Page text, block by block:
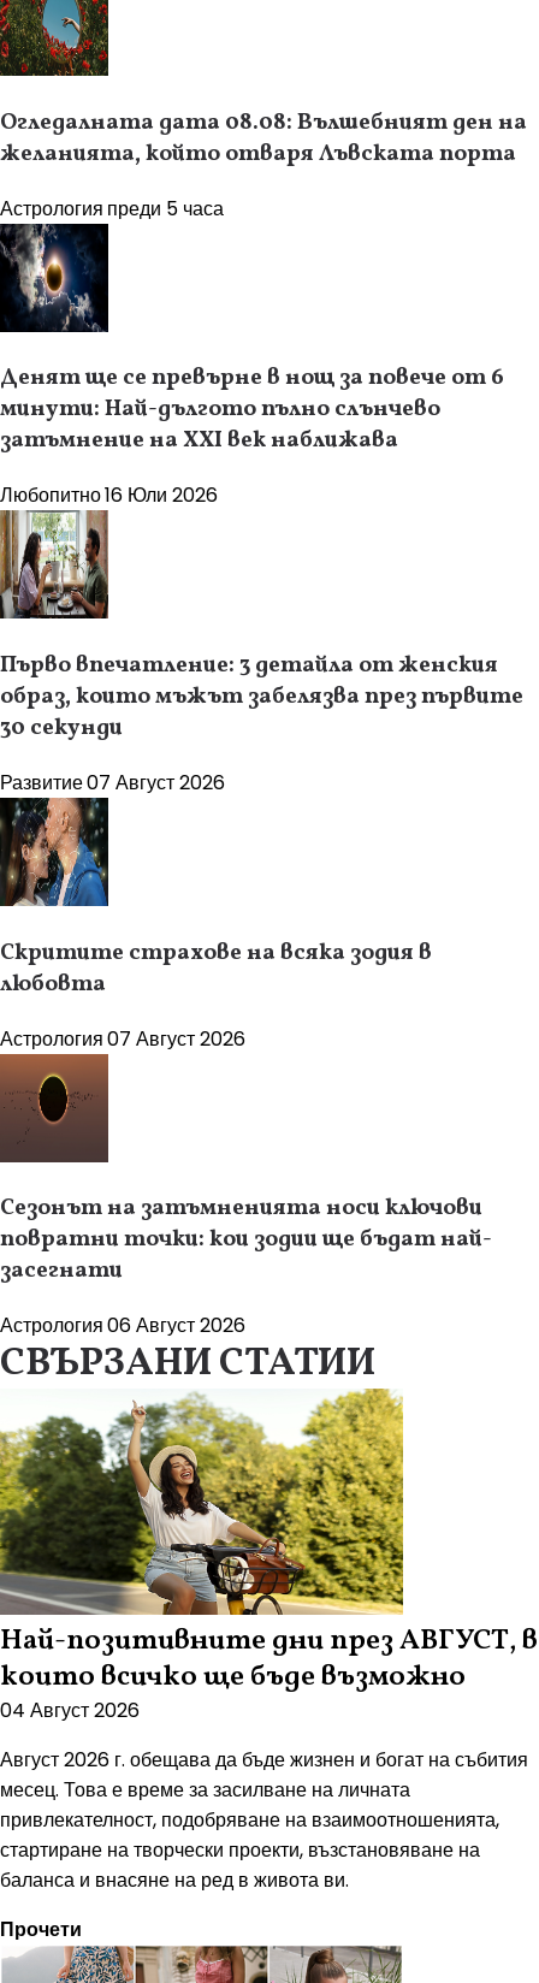
Огледалната дата 08.08: Вълшебният ден на
желанията, който отваря Лъвската порта
Астрология преди 5 часа
Денят ще се превърне в нощ за повече от 6
минути: Най-дългото пълно слънчево
затъмнение на XXI век наближава
Любопитно16 Юли 2026
Първо впечатление: 3 детайла от женския
образ, които мъжът забелязва през първите
30 секунди
Развитие07 Август 2026
Скритите страхове на всяка зодия в
любовта
Астрология07 Август 2026
Сезонът на затъмненията носи ключови
повратни точки: кои зодии ще бъдат най-
засегнати
Астрология06 Август 2026
СВЪРЗАНИ СТАТИИ
Най-позитивните дни през АВГУСТ, в
които всичко ще бъде възможно
04 Август 2026
Август 2026 г. обещава да бъде жизнен и богат на събития
месец. Това е време за засилване на личната
привлекателност, подобряване на взаимоотношенията,
стартиране на творчески проекти, възстановяване на
баланса и внасяне на ред в живота ви.
Прочети